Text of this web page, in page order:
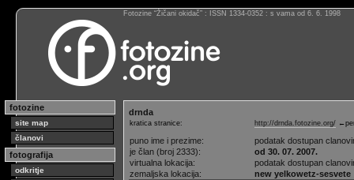
Fotozine “Žičani okidač” : ISSN 1334-0352 : s vama od 6. 6. 1998
fotozine
site map
članovi
fotografija
odkritje
drnda
kratica stranice: http://drnda.fotozine.org/
puno ime i prezime:
podatak dostupan
je član (broj 2333):
od 30. 07. 2007.
virtualna lokacija:
podatak dostupan
zemaljska lokacija:
new yelkowetz-sesvete